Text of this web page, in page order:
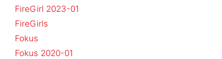
FireGirl 2023-01
FireGirls
Fokus
Fokus 2020-01